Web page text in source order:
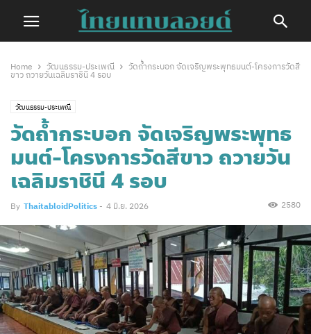
Home วัฒนธรรม-ประเพณี
วัดถ้ำกระบอก จัดเจริญพระพุทธมนต์-โครงการวัดสี
ขาว ถวายวันเฉลิมราชินี 4 รอบ
วัฒนธรรม-ประเพณี
วัดถ้ำกระบอก จัดเจริญพระพุทธ
มนต์-โครงการวัดสีขาว ถวายวัน
เฉลิมราชินี 4 รอบ
By ThaitabloidPolitics - 4 มิ.ย. 2026 2580